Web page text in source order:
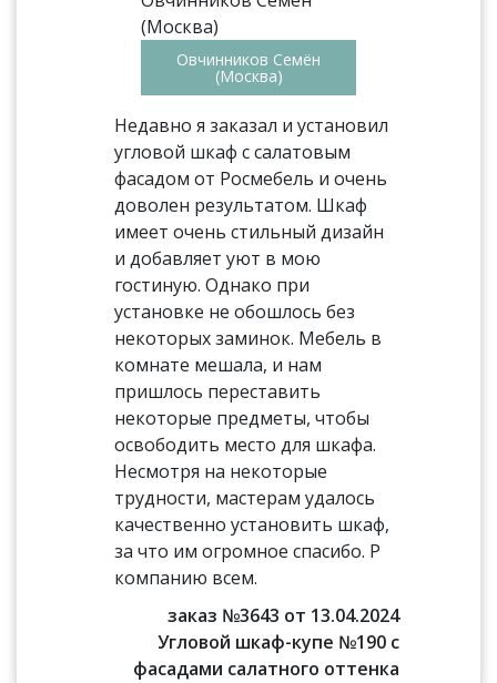
Овчинников Семён
(Москва)
Недавно я заказал и установил
угловой шкаф с салатовым
фасадом от Росмебель и очень
доволен результатом. Шкаф
имеет очень стильный дизайн
и добавляет уют в мою
гостиную. Однако при
установке не обошлось без
некоторых заминок. Мебель в
комнате мешала, и нам
пришлось переставить
некоторые предметы, чтобы
освободить место для шкафа.
Несмотря на некоторые
трудности, мастерам удалось
качественно установить шкаф,
за что им огромное спасибо. Р
компанию всем.
заказ №3643 от 13.04.2024
Угловой шкаф-купе №190 с
фасадами салатного оттенка